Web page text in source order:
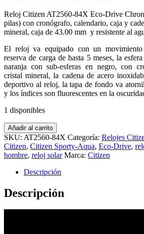
Reloj Citizen AT2560-84X Eco-Drive
pilas) con cronógrafo, calendario, caja y
mineral, caja de 43.00 mm y resistente al
El reloj va equipado con un
reserva de carga de hasta 5 meses, la
naranja con sub-esferas en negro, con
cristal mineral, la cadena de acero
deportivo al reloj, la tapa de fondo va
y los índices son fluorescentes en la
1 disponibles
Reloj
Citizen
AT2560-
84X
Drive
Sporty-
Aqua
Añadir al carrito
SKU: AT2560-84X Categoría: Relojes
Citizen, Citizen Sporty-Aqua, Eco-Drive,
hombre, reloj solar Marca: Citizen
Descripción
Descripción